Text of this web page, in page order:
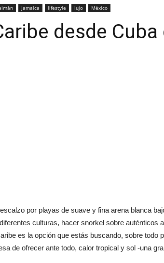
Jamaica lifestyle lujo México
desde
por playas de suave y fina arena blanca
culturas, hacer snorkel sobre
es la opción que estás buscando, sobre todo
de ofrecer ante todo, calor tropical y sol -una